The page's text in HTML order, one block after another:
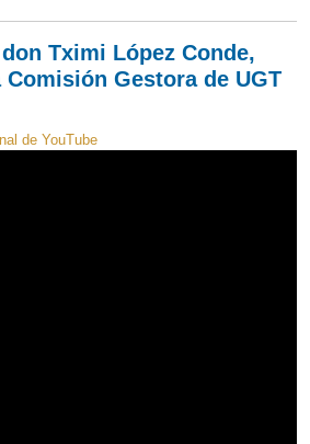
Tximi López Conde,
Gestora de UGT
de YouTube